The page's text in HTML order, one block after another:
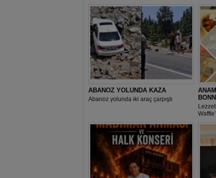
ABANOZ YOLUNDA KAZA
Abanoz yolunda iki araç çarpıştı